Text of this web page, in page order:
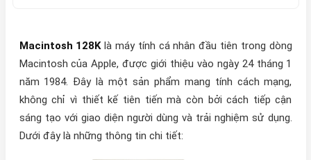
Macintosh 128Klà máy tính cá nhân đầu tiên trong dòng
Macintosh của Apple, được giới thiệu vào ngày 24 tháng 1
năm 1984. Đây là một sản phẩm mang tính cách mạng,
không chỉ vì thiết kế tiên tiến mà còn bởi cách tiếp cận
sáng tạo với giao diện người dùng và trải nghiệm sử dụng.
Dưới đây là những thông tin chi tiết: